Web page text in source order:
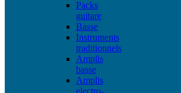
Packs
guitare
Basse
Instruments
traditionnels
Amplis
basse
Amplis
electro-